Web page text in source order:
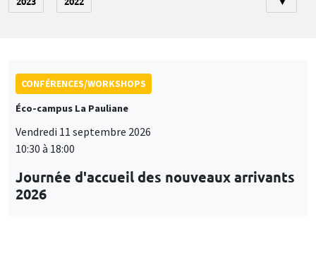
CONFÉRENCES/WORKSHOPS
Éco-campus La Pauliane
Vendredi 11 septembre 2026
10:30 à 18:00
Journée d'accueil des nouveaux arrivants
2026